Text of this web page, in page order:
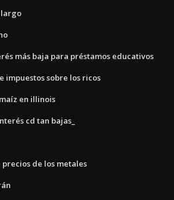
largo
más baja para préstamos educativos
impuestos sobre los ricos
en illinois
cd tan bajas_
de los metales